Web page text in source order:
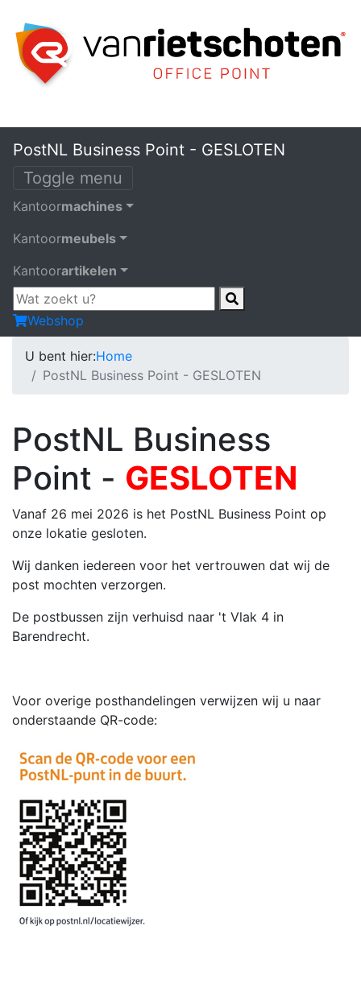
PostNL Business Point - GESLOTEN
Toggle menu
Kantoormachines
Kantoormeubels
Kantoorartikelen
Webshop
U bent hier:Home
PostNL Business Point - GESLOTEN
PostNL Business
Point - GESLOTEN
Vanaf 26 mei 2026 is het PostNL Business Point op
onze lokatie gesloten.
Wij danken iedereen voor het vertrouwen dat wij de
post mochten verzorgen.
De postbussen zijn verhuisd naar 't Vlak 4 in
Barendrecht.
Voor overige posthandelingen verwijzen wij u naar
onderstaande QR-code: